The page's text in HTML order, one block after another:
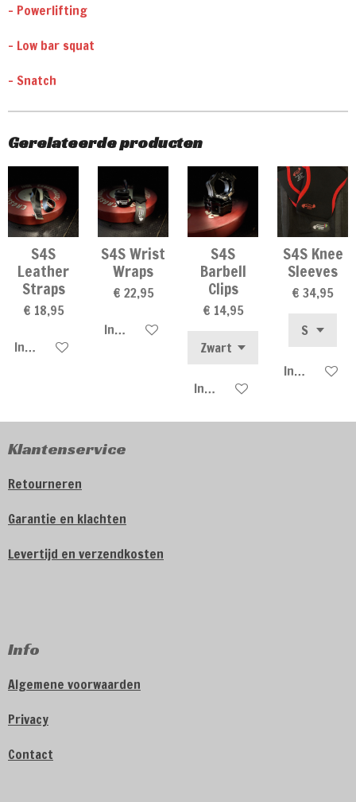
- Powerlifting
- Low bar squat
- Snatch
Gerelateerde producten
S4S
Leather
Straps
€ 18,95
In winkelwagen
S4S Wrist
Wraps
€ 22,95
In winkelwagen
S4S
Barbell
Clips
€ 14,95
In winkelwagen
S4S Knee
Sleeves
€ 34,95
In
Klantenservice
Retourneren
Garantie en klachten
Levertijd en verzendkosten
Info
Algemene voorwaarden
Privacy
Contact